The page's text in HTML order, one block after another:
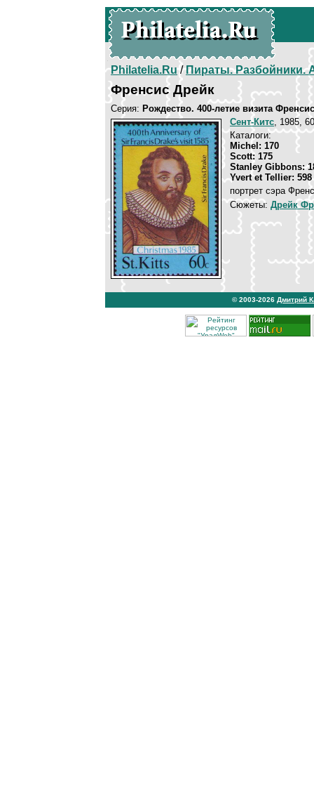
Philatelia.Ru/Пираты. Разбойники.
Френсис Дрейк
Серия: Рождество. 400-летие визита
Сент-Китс, 1985,
Каталоги:
Michel: 170
Scott: 175
Stanley Gibbons:
Yvert et Tellier: 598
портрет сэра
Сюжеты: Дрейк
© 2003-2026 Дмитрий